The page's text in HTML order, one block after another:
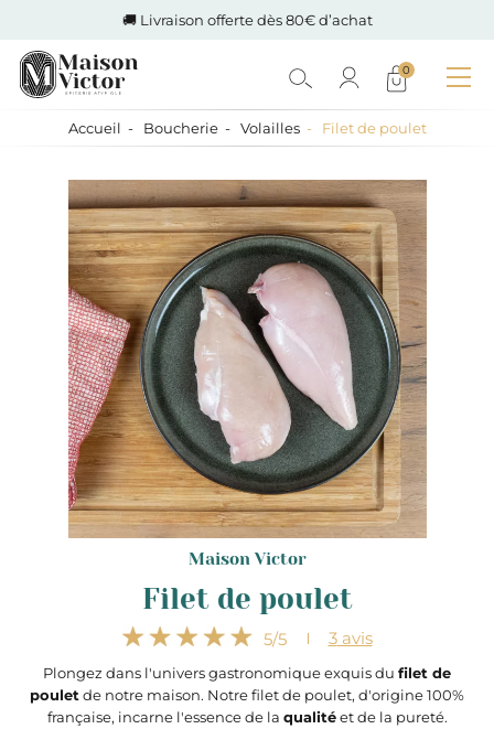
🚚 Livraison offerte dès 80€ d’achat
0
Accueil Boucherie Volailles Filet de poulet
Maison Victor
Filet de poulet
5/5 3avis
Plongez dans l'univers gastronomique exquis du filet de
poulet de notre maison. Notre filet de poulet, d'origine 100%
française, incarne l'essence de la qualitéet de la pureté.